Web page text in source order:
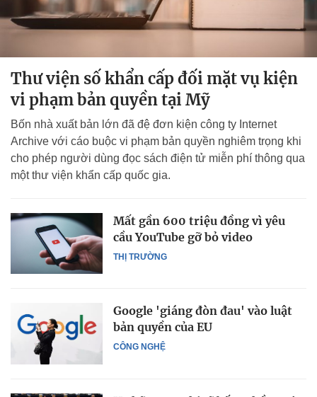
Thư viện số khẩn cấp đối mặt vụ kiện
vi phạm bản quyền tại Mỹ
Bốn nhà xuất bản lớn đã đệ đơn kiện công ty Internet
Archive với cáo buộc vi phạm bản quyền nghiêm trọng khi
cho phép người dùng đọc sách điện tử miễn phí thông qua
một thư viện khẩn cấp quốc gia.
THỊ TRƯỜNG
Mất gần 600 triệu đồng vì yêu
cầu YouTube gỡ bỏ video
CÔNG NGHỆ
Google 'giáng đòn đau' vào luật
bản quyền của EU